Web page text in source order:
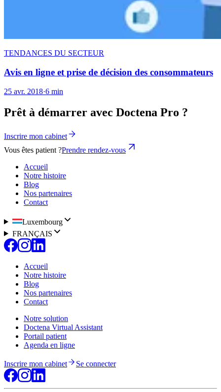
TENDANCES DU SECTEUR
Avis en ligne et prise de décision des consommateurs
25 avr. 2018·6 min
Prêt à démarrer avec Doctena Pro ?
Inscrire mon cabinet
Vous êtes patient ?Prendre rendez-vous
Accueil
Notre histoire
Blog
Nos partenaires
Contact
Luxembourg
FRANÇAIS
Accueil
Notre histoire
Blog
Nos partenaires
Contact
Notre solution
Doctena Virtual Assistant
Portail patient
Agenda en ligne
Inscrire mon cabinet Se connecter